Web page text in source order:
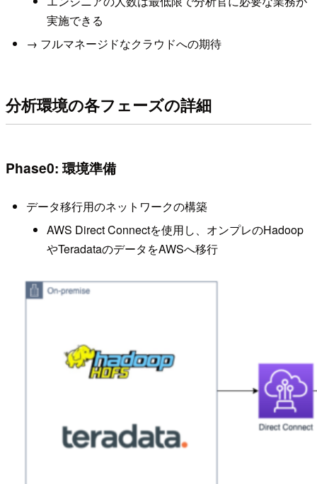
実施できる
→ フルマネージドなクラウドへの期待
分析環境の各フェーズの詳細
Phase0: 環境準備
データ移行用のネットワークの構築
AWS Direct Connectを使用し、オンプレのHadoop
やTeradataのデータをAWSへ移行